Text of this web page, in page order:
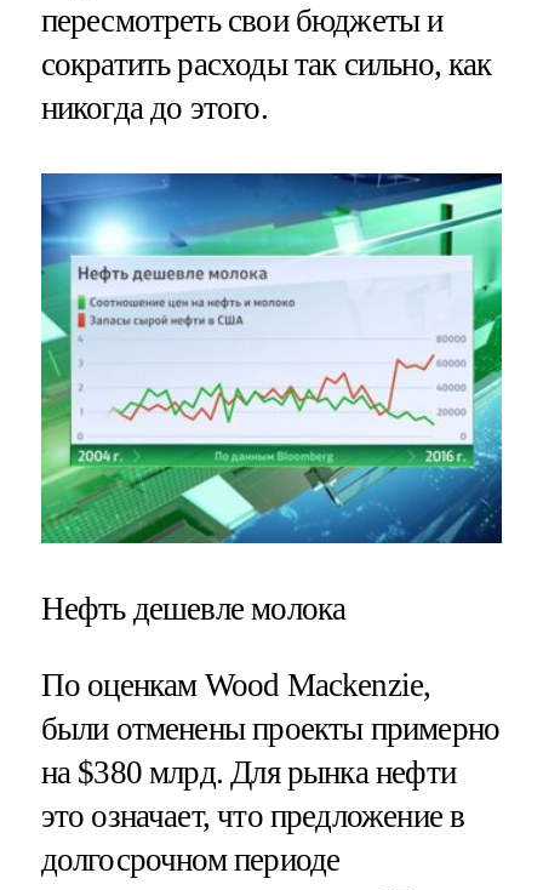
пересмотреть свои бюджеты и
сократить расходы так сильно, как
никогда до этого.
Нефть дешевле молока
По оценкам Wood Mackenzie,
были отменены проекты примерно
на $380 млрд. Для рынка нефти
это означает, что предложение в
долгосрочном периоде